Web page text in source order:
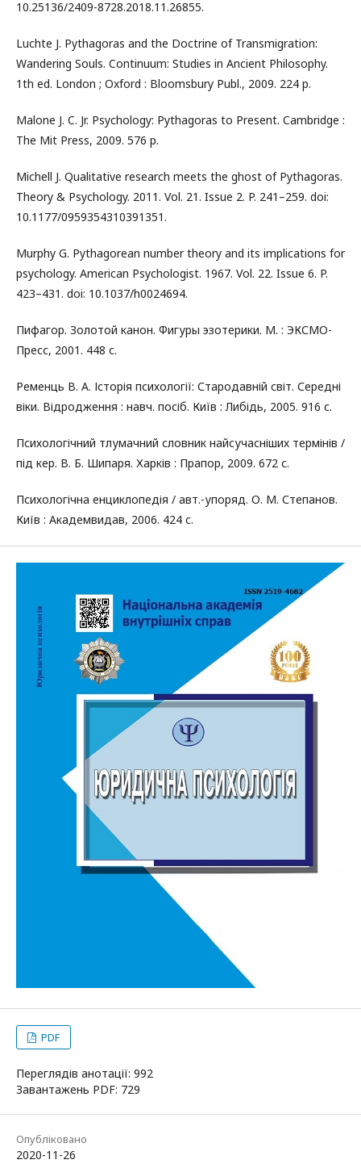
10.25136/2409-8728.2018.11.26855.
Luchte J. Pythagoras and the Doctrine of Transmigration:
Wandering Souls. Continuum: Studies in Ancient Philosophy.
1th ed. London ; Oxford : Bloomsbury Publ., 2009. 224 p.
Malone J. C. Jr. Psychology: Pythagoras to Present. Cambridge :
The Mit Press, 2009. 576 p.
Michell J. Qualitative research meets the ghost of Pythagoras.
Theory & Psychology. 2011. Vol. 21. Issue 2. P. 241–259. doi:
10.1177/0959354310391351.
Murphy G. Pythagorean number theory and its implications for
psychology. American Psychologist. 1967. Vol. 22. Issue 6. P.
423–431. doi: 10.1037/h0024694.
Пифагор. Золотой канон. Фигуры эзотерики. М. : ЭКСМО-
Пресс, 2001. 448 с.
Ременць В. А. Історія психології: Стародавній світ. Середні
віки. Відродження : навч. посіб. Київ : Либідь, 2005. 916 с.
Психологічний тлумачний словник найсучасніших термінів /
під кер. В. Б. Шипаря. Харків : Прапор, 2009. 672 с.
Психологічна енциклопедія / авт.-упоряд. О. М. Степанов.
Київ : Академвидав, 2006. 424 с.
PDF
Переглядів анотації: 992
Завантажень PDF: 729
Опубліковано
2020-11-26